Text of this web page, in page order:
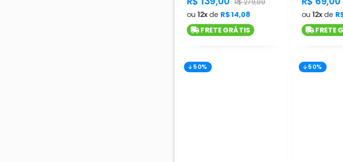
ou 12xde R$ 14,08
FRETE GRÁTIS
ou 12xde
FRETE
50% 50%